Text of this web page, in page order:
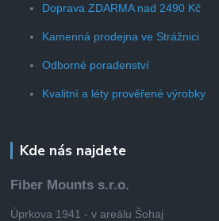
Doprava ZDARMA nad 2490 Kč
Kamenná prodejna ve Strážnici
Odborné poradenství
Kvalitní a léty prověřené výrobky
Kde nás najdete
Fiber Mounts s.r.o.
Úprkova 1941 - v areálu Šohaj